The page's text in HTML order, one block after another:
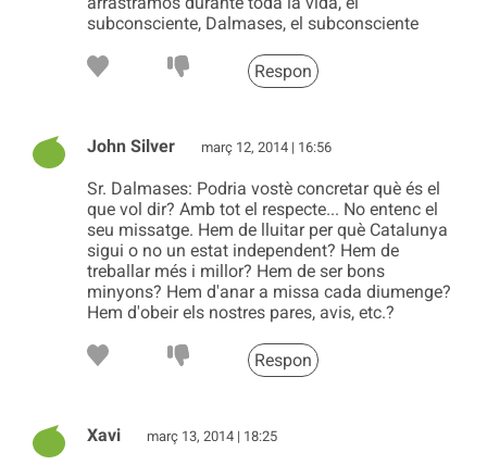
subconsciente, Dalmases, el subconsciente
Respon
John Silver març 12, 2014 | 16:56
Sr. Dalmases: Podria vostè concretar què és el
que vol dir? Amb tot el respecte... No entenc el
seu missatge. Hem de lluitar per què Catalunya
sigui o no un estat independent? Hem de
treballar més i millor? Hem de ser bons
minyons? Hem d'anar a missa cada diumenge?
Hem d'obeir els nostres pares, avis, etc.?
Respon
Xavi març 13, 2014 | 18:25